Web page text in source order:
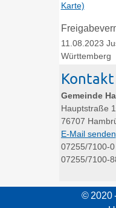
Karte)
11.08.2023
Württemberg
Kontakt
Gemeinde
Hauptstraße
76707
E-Mail senden
07255/7100-0
07255/7100-
© 2020